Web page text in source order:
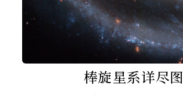
棒旋星系详尽图